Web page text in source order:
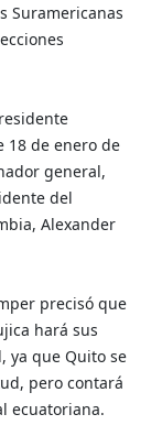
Suramericanas
18 de enero de
general,
del
Alexander
precisó que
hará sus
ya que Quito se
pero contará
ecuatoriana.